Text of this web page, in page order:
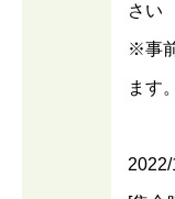
さい
※事
ます。